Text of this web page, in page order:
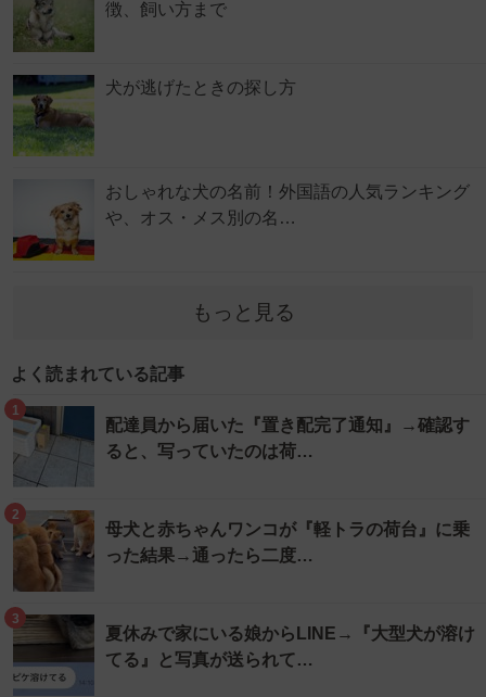
徴、飼い方まで
犬が逃げたときの探し方
おしゃれな犬の名前！外国語の人気ランキング
や、オス・メス別の名…
もっと見る
よく読まれている記事
1
配達員から届いた『置き配完了通知』→確認す
ると、写っていたのは荷…
2
母犬と赤ちゃんワンコが『軽トラの荷台』に乗
った結果→通ったら二度…
3
夏休みで家にいる娘からLINE→『大型犬が溶け
てる』と写真が送られて…